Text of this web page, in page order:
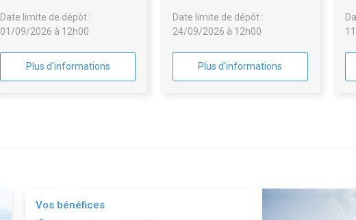
Date limite de dépôt :
01/09/2026 à 12h00
Plus d'informations
Date limite de dépôt :
24/09/2026 à 12h00
Plus d'informations
Vos bénéfices